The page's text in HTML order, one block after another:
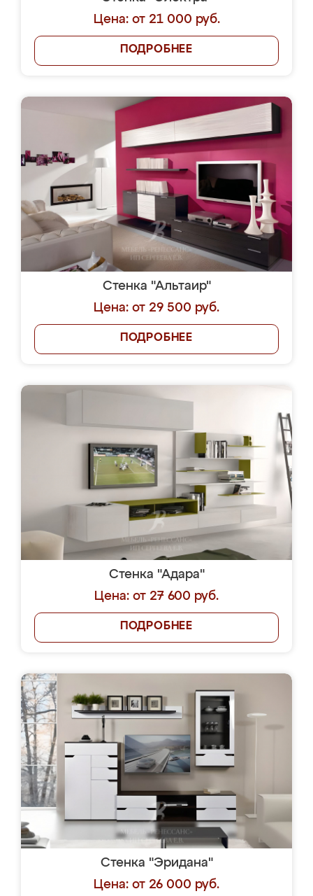
Цена: от 21 000 руб.
ПОДРОБНЕЕ
Стенка "Альтаир"
Цена: от 29 500 руб.
ПОДРОБНЕЕ
Стенка "Адара"
Цена: от 27 600 руб.
ПОДРОБНЕЕ
Стенка "Эридана"
Цена: от 26 000 руб.